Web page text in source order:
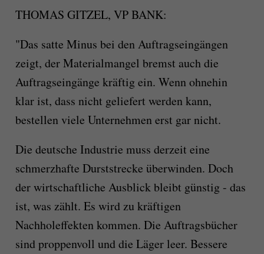
THOMAS GITZEL, VP BANK:
"Das satte Minus bei den Auftragseingängen
zeigt, der Materialmangel bremst auch die
Auftragseingänge kräftig ein. Wenn ohnehin
klar ist, dass nicht geliefert werden kann,
bestellen viele Unternehmen erst gar nicht.
Die deutsche Industrie muss derzeit eine
schmerzhafte Durststrecke überwinden. Doch
der wirtschaftliche Ausblick bleibt günstig - das
ist, was zählt. Es wird zu kräftigen
Nachholeffekten kommen. Die Auftragsbücher
sind proppenvoll und die Läger leer. Bessere